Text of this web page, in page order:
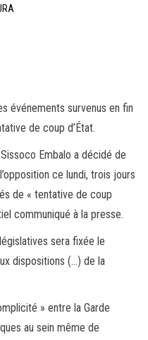
événements survenus en fin
de coup d’État.
Embalo a décidé de
ce lundi, trois jours
de « tentative de coup
communiqué à la presse.
sera fixée le
dispositions (…) de la
» entre la Garde
au sein même de